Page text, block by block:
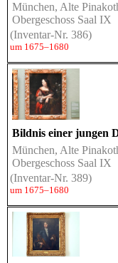
München, Alte
Obergeschoss Saal IX
(Inventar-Nr. 386)
um 1675–1680
Bildnis einer jungen
München, Alte
Obergeschoss Saal IX
(Inventar-Nr. 389)
um 1675–1680